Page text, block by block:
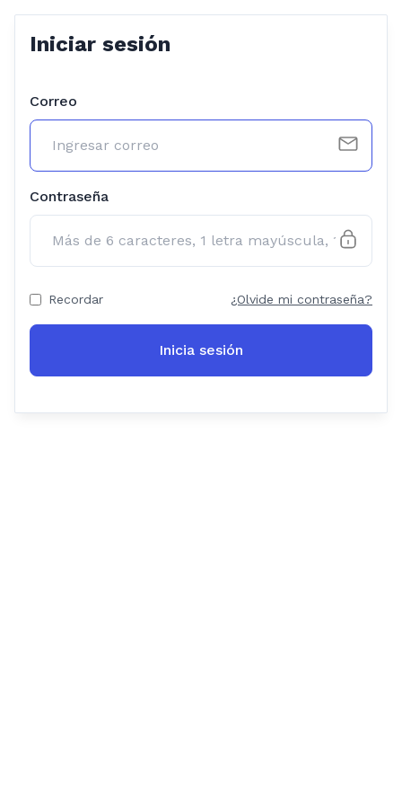
Iniciar sesión
Correo
Contraseña
Recordar ¿Olvide mi contraseña?